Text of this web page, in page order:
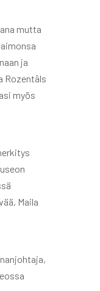
mutta
ja
Rozentāls
myös
Maila